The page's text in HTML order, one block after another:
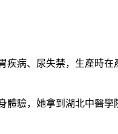
病、尿失禁，生產時
驗，她拿到湖北中醫